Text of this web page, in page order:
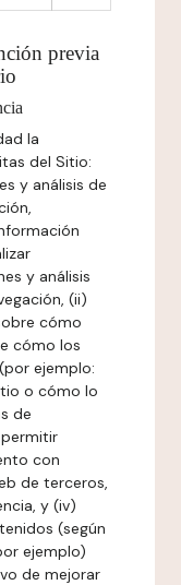
previa
la
del Sitio:
y análisis de
y análisis
(ii)
cómo
cómo los
ejemplo:
o cómo lo
de
con
de terceros,
y (iv)
(según
ejemplo)
de mejorar